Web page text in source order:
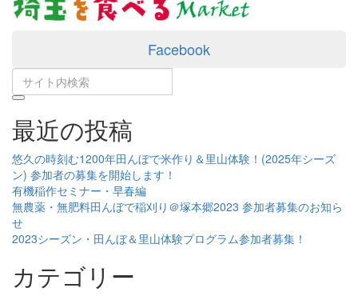
Facebook
最近の投稿
悠久の時刻む1200年田んぼで米作り＆里山体験！(2025年シーズ
ン) 参加者の募集を開始します！
有機稲作セミナー・早春編
無農薬・無肥料田んぼで稲刈り＠塚本郷2023 参加者募集のお知ら
せ
2023シーズン・田んぼ＆里山体験プログラム参加者募集！
カテゴリー